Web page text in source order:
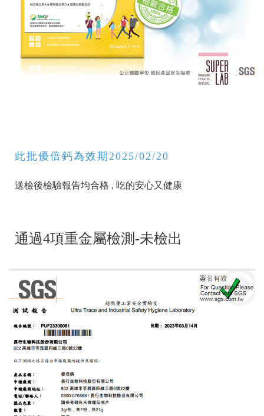
此批優倍鈣為效期2025/02/20
送檢後檢驗報告均合格 , 吃的安心又健康
通過4項重金屬檢測-未檢出